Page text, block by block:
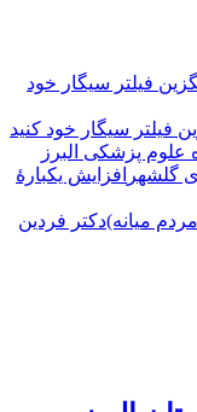
فیلتر سیگار خود کنید
علوم پزشکی البرز
افزایش یکبارۀ
دكتر فردين